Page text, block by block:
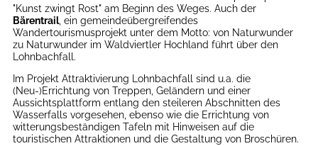
"Kunst zwingt Rost" am Beginn des Weges. Auch der
Bärentrail, ein gemeindeübergreifendes
Wandertourismusprojekt unter dem Motto: von Naturwunder
zu Naturwunder im Waldviertler Hochland führt über den
Lohnbachfall.
Im Projekt Attraktivierung Lohnbachfall sind u.a. die
(Neu-)Errichtung von Treppen, Geländern und einer
Aussichtsplattform entlang den steileren Abschnitten des
Wasserfalls vorgesehen, ebenso wie die Errichtung von
witterungsbeständigen Tafeln mit Hinweisen auf die
touristischen Attraktionen und die Gestaltung von Broschüren.